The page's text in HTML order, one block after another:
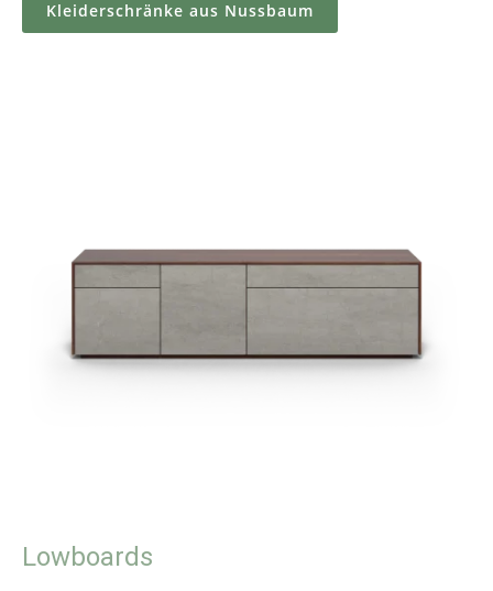
Kleiderschränke aus Nussbaum
Lowboards